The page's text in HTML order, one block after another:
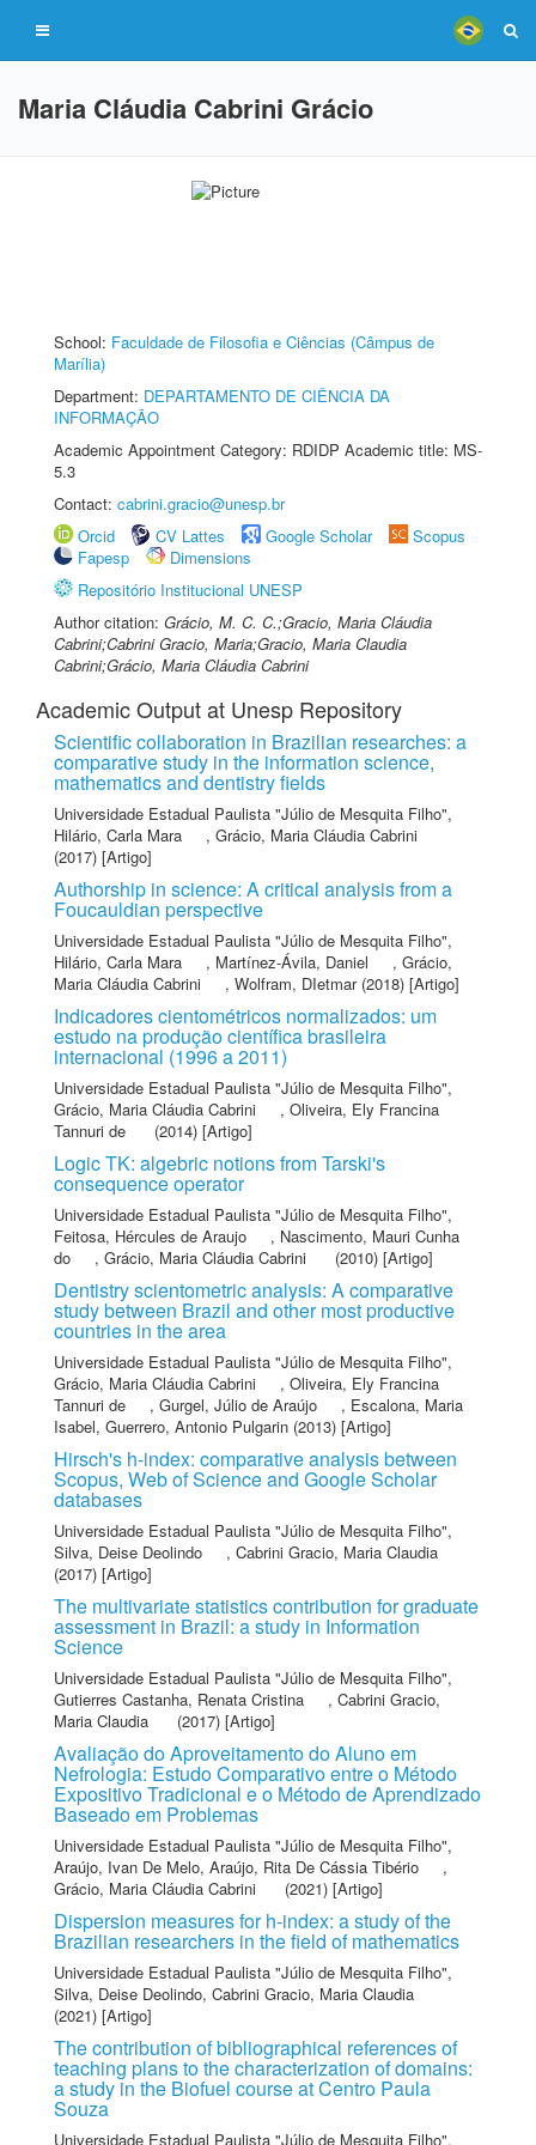
Maria Cláudia Cabrini Grácio
School: Faculdade de Filosofia e Ciências (Câmpus de
Marília)
Department: DEPARTAMENTO DE CIÊNCIA DA
INFORMAÇÃO
Academic Appointment Category: RDIDP Academic title: MS-
5.3
Contact: cabrini.gracio@unesp.br
Orcid
CV Lattes Google Scholar
Scopus
Fapesp
Dimensions
Repositório Institucional UNESP
Author citation: Grácio, M. C. C.;Gracio, Maria Cláudia
Cabrini;Cabrini Gracio, Maria;Gracio, Maria Claudia
Cabrini;Grácio, Maria Cláudia Cabrini
Academic Output at Unesp Repository
Scientific collaboration in Brazilian researches: a
comparative study in the information science,
mathematics and dentistry fields
Universidade Estadual Paulista "Júlio de Mesquita Filho",
Hilário, Carla Mara
, Grácio, Maria Cláudia Cabrini
(2017) [Artigo]
Authorship in science: A critical analysis from a
Foucauldian perspective
Universidade Estadual Paulista "Júlio de Mesquita Filho",
Hilário, Carla Mara
, Martínez-Ávila, Daniel , Grácio,
Maria Cláudia Cabrini
, Wolfram, DIetmar(2018) [Artigo]
Indicadores cientométricos normalizados: um
estudo na produção científica brasileira
internacional (1996 a 2011)
Universidade Estadual Paulista "Júlio de Mesquita Filho",
Grácio, Maria Cláudia Cabrini
, Oliveira, Ely Francina
Tannuri de
(2014) [Artigo]
Logic TK: algebric notions from Tarski's
consequence operator
Universidade Estadual Paulista "Júlio de Mesquita Filho",
Feitosa, Hércules de Araujo
, Nascimento, Mauri Cunha
do
, Grácio, Maria Cláudia Cabrini (2010) [Artigo]
Dentistry scientometric analysis: A comparative
study between Brazil and other most productive
countries in the area
Universidade Estadual Paulista "Júlio de Mesquita Filho",
Grácio, Maria Cláudia Cabrini
, Oliveira, Ely Francina
Tannuri de
, Gurgel, Júlio de Araújo , Escalona, Maria
Isabel, Guerrero, Antonio Pulgarin (2013) [Artigo]
Hirsch's h-index: comparative analysis between
Scopus, Web of Science and Google Scholar
databases
Universidade Estadual Paulista "Júlio de Mesquita Filho",
Silva, Deise Deolindo
, Cabrini Gracio, Maria Claudia
(2017) [Artigo]
The multivariate statistics contribution for graduate
assessment in Brazil: a study in Information
Science
Universidade Estadual Paulista "Júlio de Mesquita Filho",
Gutierres Castanha, Renata Cristina
, Cabrini Gracio,
Maria Claudia
(2017) [Artigo]
Avaliação do Aproveitamento do Aluno em
Nefrologia: Estudo Comparativo entre o Método
Expositivo Tradicional e o Método de Aprendizado
Baseado em Problemas
Universidade Estadual Paulista "Júlio de Mesquita Filho",
Araújo, Ivan De Melo, Araújo, Rita De Cássia Tibério
,
Grácio, Maria Cláudia Cabrini
(2021) [Artigo]
Dispersion measures for h-index: a study of the
Brazilian researchers in the field of mathematics
Universidade Estadual Paulista "Júlio de Mesquita Filho",
Silva, Deise Deolindo, Cabrini Gracio, Maria Claudia
(2021) [Artigo]
The contribution of bibliographical references of
teaching plans to the characterization of domains:
a study in the Biofuel course at Centro Paula
Souza
Universidade Estadual Paulista "Júlio de Mesquita Filho",